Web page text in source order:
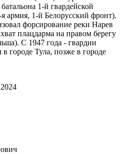
1-й гвардейской
армия, 1-й Белорусский фронт).
форсирование реки Нарев
плацдарма на правом берегу
С 1947 года - гвардии
городе Тула, позже в городе